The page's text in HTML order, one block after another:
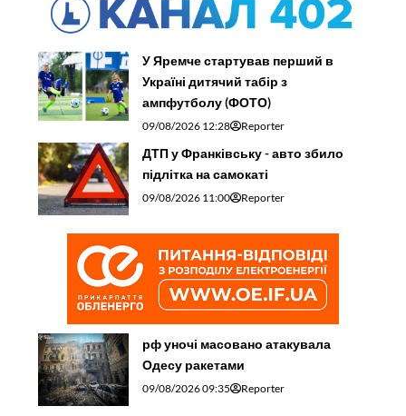
У Яремче стартував перший в
Україні дитячий табір з
ампфутболу (ФОТО)
09/08/2026 12:28 Reporter
ДТП у Франківську - авто збило
підлітка на самокаті
09/08/2026 11:00 Reporter
рф уночі масовано атакувала
Одесу ракетами
09/08/2026 09:35 Reporter